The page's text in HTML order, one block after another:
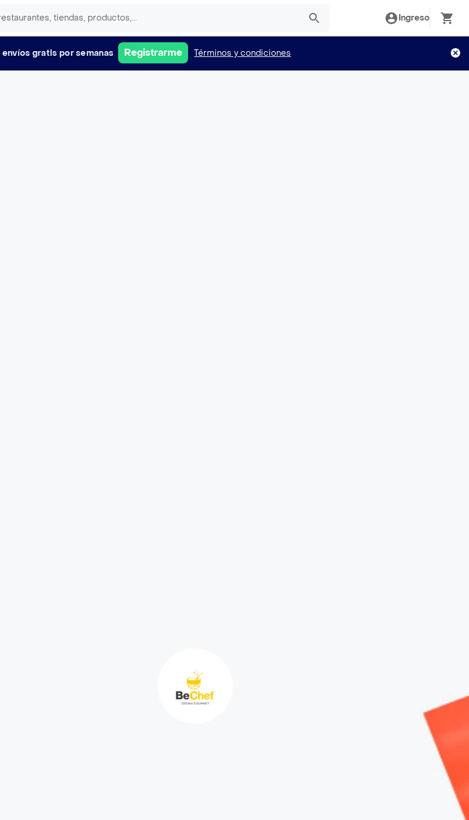
Ingreso
envíos gratis por semanas Registrarme Términos y condiciones